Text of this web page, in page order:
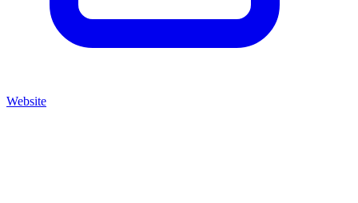
Website